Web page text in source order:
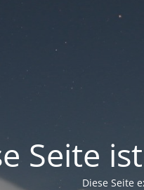
Seite
Diese Seite